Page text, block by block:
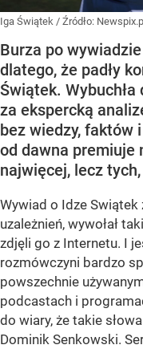
Iga Świątek / Źródło: Newspix.pl
Burza po wywiadzie
dlatego, że padły
Świątek.
za ekspercką
bez wiedzy, faktów
od dawna premiuje
najwięcej, lecz
Wywiad o Idze Swiątek
uzależnień, wywołał
zdjęli go z Internetu. I
rozmówczyni bardzo
powszechnie
podcastach i
do wiary, że takie
Dominik Senkowski.